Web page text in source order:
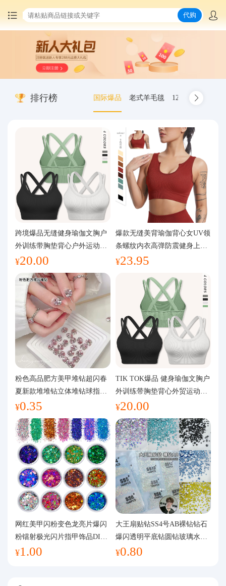
中国商品代购
集运服务
最新公告
物流资讯
代购问答
关于我们
代购
排行榜 国际爆品 老式羊毛毯 12.00-20 truck
跨境爆品无缝健身瑜伽文胸户
外训练带胸垫背心户外运动瑜
伽服女
¥20.00
爆款无缝美背瑜伽背心女UV领
条螺纹内衣高弹防震健身上装
运动文胸
¥23.95
粉色高品肥方美甲堆钻超闪春
夏新款堆堆钻立体堆钻球指甲
装饰品
¥0.35
TIK TOK爆品 健身瑜伽文胸户
外训练带胸垫背心外贸运动瑜
伽服女
¥20.00
网红美甲闪粉变色龙亮片爆闪
粉镭射极光闪片指甲饰品DIY
手工流麻
¥1.00
大王扇贴钻SS4号AB裸钻钻石
爆闪透明平底钻圆钻玻璃水钻
美甲钻饰
¥0.80